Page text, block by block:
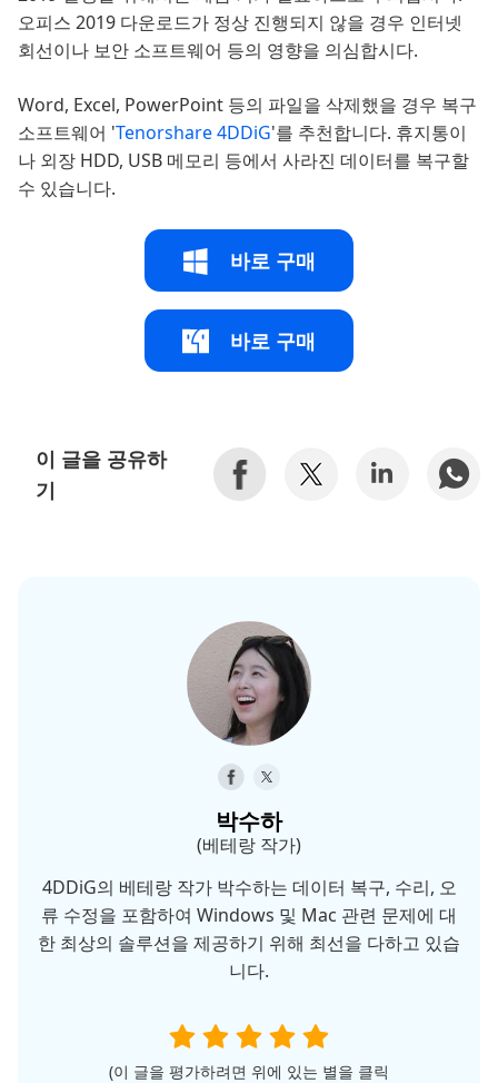
오피스 2019 다운로드가 정상 진행되지 않을 경우 인터넷
회선이나 보안 소프트웨어 등의 영향을 의심합시다.
Word, Excel, PowerPoint 등의 파일을 삭제했을 경우 복구
소프트웨어 'Tenorshare 4DDiG'를 추천합니다. 휴지통이
나 외장 HDD, USB 메모리 등에서 사라진 데이터를 복구할
수 있습니다.
바로 구매
바로 구매
이 글을 공유하
기
박수하
(베테랑 작가)
4DDiG의 베테랑 작가 박수하는 데이터 복구, 수리, 오
류 수정을 포함하여 Windows 및 Mac 관련 문제에 대
한 최상의 솔루션을 제공하기 위해 최선을 다하고 있습
니다.
(이 글을 평가하려면 위에 있는 별을 클릭